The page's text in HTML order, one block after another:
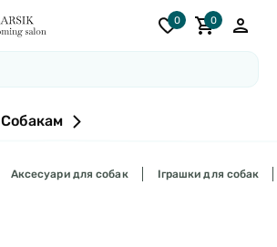
0 0
Собакам
Аксесуари для собак Іграшки для собак